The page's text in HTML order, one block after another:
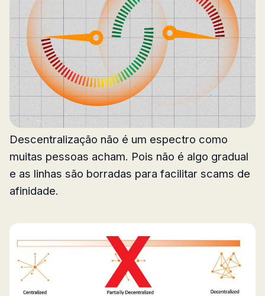
Descentralização não é um espectro como
muitas pessoas acham. Pois não é algo gradual
e as linhas são borradas para facilitar scams de
afinidade.